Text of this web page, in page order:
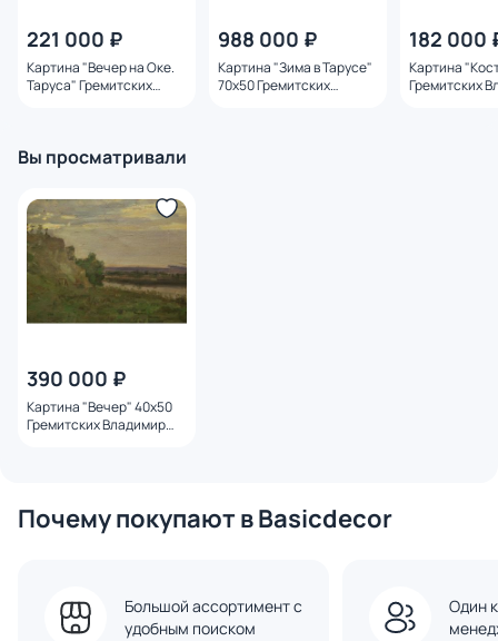
221 000 ₽
Картина "Вечер на Оке.
Таруса" Гремитских
988 000 ₽
Картина "Зима в Тарусе"
70х50 Гремитских
182 000
Картина
Гремитских
Вы просматривали
390 000 ₽
Картина "Вечер" 40х50
Гремитских Владимир
Почему покупают в Basicdecor
Большой ассортимент с
удобным поиском
Один